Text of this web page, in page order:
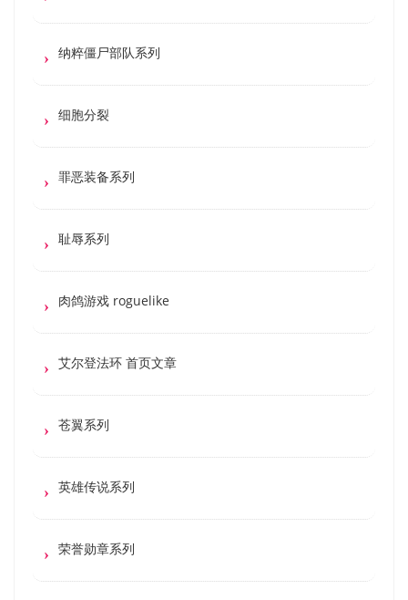
纳粹僵尸部队系列
细胞分裂
罪恶装备系列
耻辱系列
肉鸽游戏 roguelike
艾尔登法环 首页文章
苍翼系列
英雄传说系列
荣誉勋章系列